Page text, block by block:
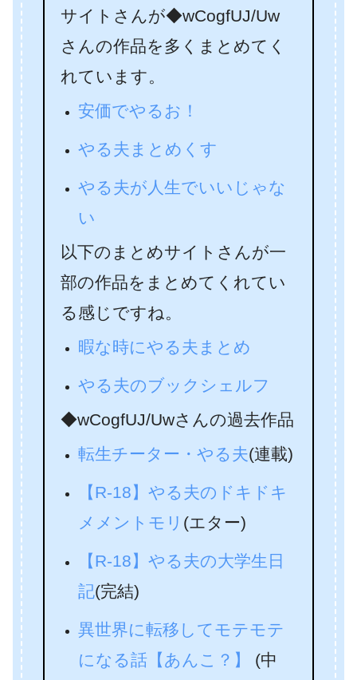
サイトさんが◆wCogfUJ/Uw
さんの作品を多くまとめてく
れています。
安価でやるお！
やる夫まとめくす
やる夫が人生でいいじゃな
い
以下のまとめサイトさんが一
部の作品をまとめてくれてい
る感じですね。
暇な時にやる夫まとめ
やる夫のブックシェルフ
◆wCogfUJ/Uwさんの過去作品
転生チーター・やる夫(連載)
【R‐18】やる夫のドキドキ
メメントモリ (エター)
【R-18】やる夫の大学生日
記(完結)
異世界に転移してモテモテ
になる話【あんこ？】 (中